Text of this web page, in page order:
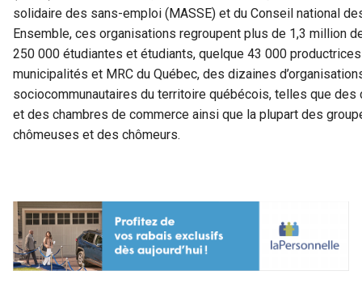
solidaire des sans-emploi (MASSE) et du Conseil national
Ensemble, ces organisations regroupent plus de 1,3 million
250 000 étudiantes et étudiants, quelque 43 000
municipalités et MRC du Québec, des dizaines
sociocommunautaires du territoire québécois, telles que
et des chambres de commerce ainsi que la plupart des
chômeuses et des chômeurs.